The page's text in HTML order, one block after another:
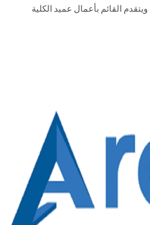
ويتقدم القائم بأعمال عميد الكلية